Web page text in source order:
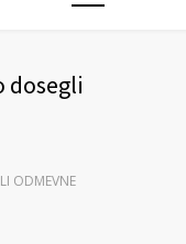
dosegli
ODMEVNE